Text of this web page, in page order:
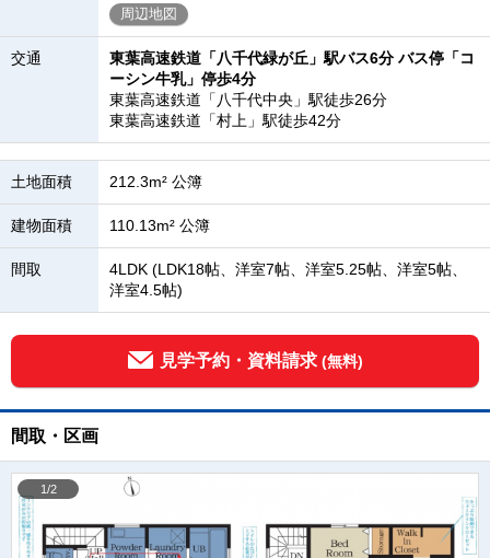
周辺地図
交通
東葉高速鉄道「八千代緑が丘」駅バス6分 バス停「コ
ーシン牛乳」停歩4分
東葉高速鉄道「八千代中央」駅徒歩26分
東葉高速鉄道「村上」駅徒歩42分
土地面積 212.3m² 公簿
建物面積 110.13m² 公簿
間取
4LDK (LDK18帖、洋室7帖、洋室5.25帖、洋室5帖、
洋室4.5帖)
見学予約・資料請求 (無料)
間取・区画
1/2